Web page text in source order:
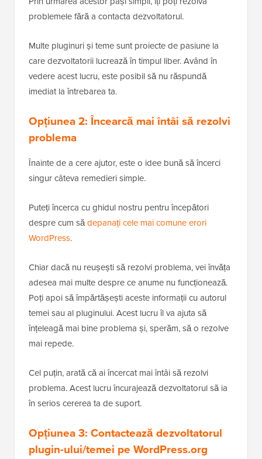
problemele fără a contacta dezvoltatorul.
Multe pluginuri și teme sunt proiecte de pasiune la
care dezvoltatorii lucrează în timpul liber. Având în
vedere acest lucru, este posibil să nu răspundă
imediat la întrebarea ta.
Opțiunea 2: Încearcă mai întâi să rezolvi
problema
Înainte de a cere ajutor, este o idee bună să încerci
singur câteva remedieri simple.
Puteți încerca cu ghidul nostru pentru începători
despre cum sădepanați cele mai comune erori
WordPress.
Chiar dacă nu reușești să rezolvi problema, vei învăța
adesea mai multe despre ce anume nu funcționează.
Poți apoi să împărtășești aceste informații cu autorul
temei sau al pluginului. Acest lucru îl va ajuta să
înțeleagă mai bine problema și, sperăm, să o rezolve
mai repede.
Cel puțin, arată că ai încercat mai întâi să rezolvi
problema. Acest lucru încurajează dezvoltatorul să ia
în serios cererea ta de suport.
Opțiunea 3: Contactează dezvoltatorul
plugin-ului/temei pe WordPress.org